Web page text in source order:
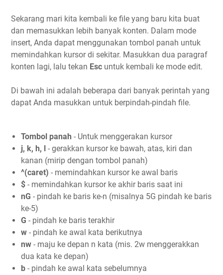
Sekarang mari kita kembali ke file yang baru kita buat
dan memasukkan lebih banyak konten. Dalam mode
insert, Anda dapat menggunakan tombol panah untuk
memindahkan kursor di sekitar. Masukkan dua paragraf
konten lagi, lalu tekan Esc untuk kembali ke mode edit.
Di bawah ini adalah beberapa dari banyak perintah yang
dapat Anda masukkan untuk berpindah-pindah file.
Tombol panah - Untuk menggerakan kursor
j, k, h, l
- gerakkan kursor ke bawah, atas, kiri dan
kanan (mirip dengan tombol panah)
^(caret) - memindahkan kursor ke awal baris
$ - memindahkan kursor ke akhir baris saat ini
nG - pindah ke baris ke-n (misalnya 5G pindah ke baris
ke-5)
G - pindah ke baris terakhir
w - pindah ke awal kata berikutnya
nw - maju ke depan n kata (mis. 2w menggerakkan
dua kata ke depan)
b - pindah ke awal kata sebelumnya